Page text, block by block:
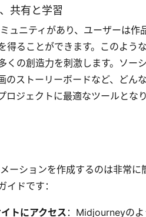
共有と学習
ュニティがあり、ユーザーは
得ることができます。このよ
くの創造力を刺激します。ソー
のストーリーボードなど、ど
ロジェクトに最適なツールとなり
ーションを作成するのは非常
イドです：
トにアクセス ：Midjourneyのよ